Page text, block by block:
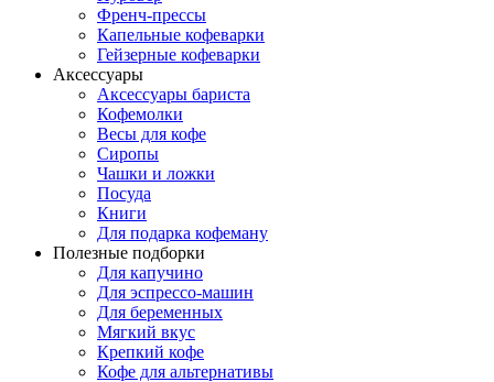
Френч-прессы
Капельные кофеварки
Гейзерные кофеварки
Аксессуары
Аксессуары бариста
Кофемолки
Весы для кофе
Сиропы
Чашки и ложки
Посуда
Книги
Для подарка кофеману
Полезные подборки
Для капучино
Для эспрессо-машин
Для беременных
Мягкий вкус
Крепкий кофе
Кофе для альтернативы